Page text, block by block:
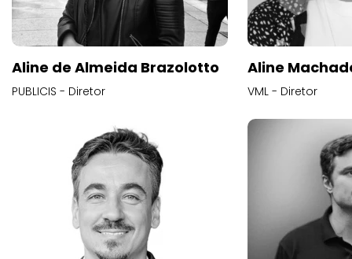
Aline de Almeida Brazolotto
PUBLICIS - Diretor
Aline
VML - Diretor